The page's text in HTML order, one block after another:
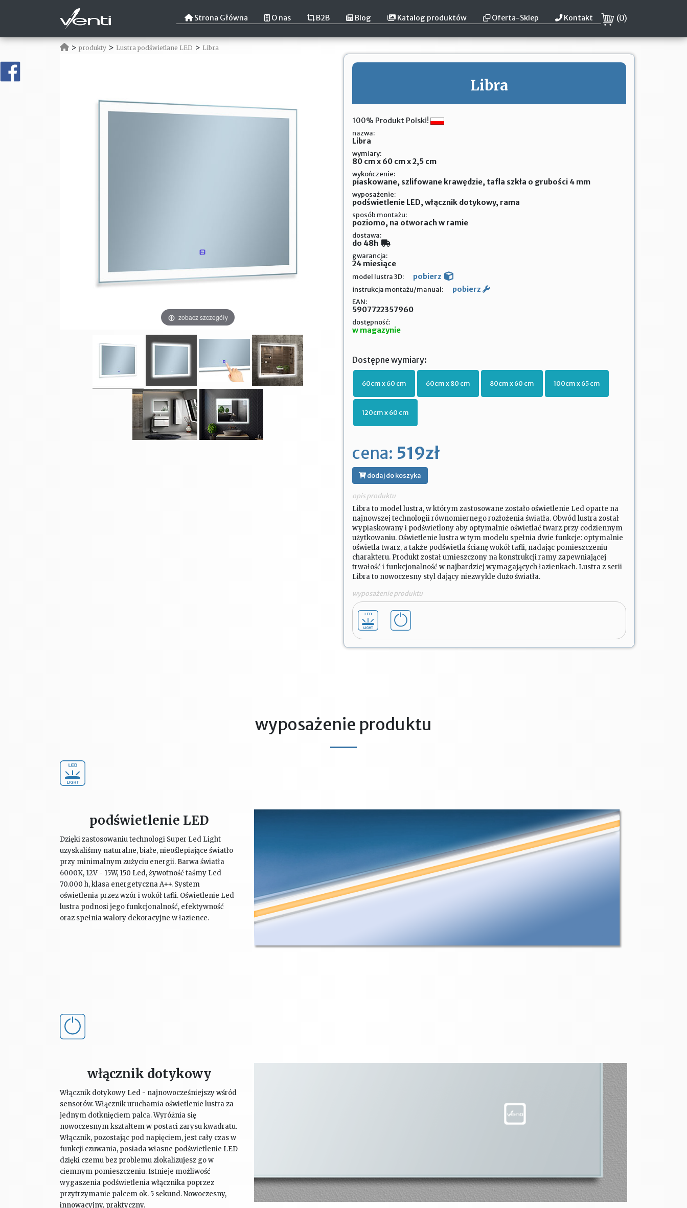
Strona Główna O nas B2B Blog Katalog produktów Oferta-Sklep Kontakt (0)
> produkty > Lustra podświetlane LED > Libra
zobacz szczegóły
Libra
100% Produkt Polski!
nazwa:
Libra
wymiary:
80 cm x 60 cm x 2,5 cm
wykończenie:
piaskowane, szlifowane krawędzie, tafla szkła o grubości 4 mm
wyposażenie:
podświetlenie LED, włącznik dotykowy, rama
sposób montażu:
poziomo, na otworach w ramie
dostawa:
do 48h
gwarancja:
24 miesiące
model lustra 3D: pobierz
instrukcja montażu/manual: pobierz
EAN:
5907722357960
dostępność:
w magazynie
Dostępne wymiary:
60cm x 60 cm 60cm x 80 cm 80cm x 60 cm 100cm x 65 cm
120cm x 60 cm
cena: 519zł
dodaj do koszyka
opis produktu
Libra to model lustra, w którym zastosowane zostało oświetlenie Led oparte na
najnowszej technologii równomiernego rozłożenia światła. Obwód lustra został
wypiaskowany i podświetlony aby optymalnie oświetlać twarz przy codziennym
użytkowaniu. Oświetlenie lustra w tym modelu spełnia dwie funkcje: optymalnie
oświetla twarz, a także podświetla ścianę wokół tafli, nadając pomieszczeniu
charakteru. Produkt został umieszczony na konstrukcji ramy zapewniającej
trwałość i funkcjonalność w najbardziej wymagających łazienkach. Lustra z serii
Libra to nowoczesny styl dający niezwykle dużo światła.
wyposażenie produktu
wyposażenie produktu
podświetlenie LED
Dzięki zastosowaniu technologi Super Led Light
uzyskaliśmy naturalne, białe, nieoślepiające światło
przy minimalnym zużyciu energii. Barwa światła
6000K, 12V - 15W, 150 Led, żywotność taśmy Led
70.000 h, klasa energetyczna A++. System
oświetlenia przez wzór i wokół tafli. Oświetlenie Led
lustra podnosi jego funkcjonalność, efektywność
oraz spełnia walory dekoracyjne w łazience.
włącznik dotykowy
Włącznik dotykowy Led - najnowocześniejszy wśród
sensorów. Włącznik uruchamia oświetlenie lustra za
jednym dotknięciem palca. Wyróżnia się
nowoczesnym kształtem w postaci zarysu kwadratu.
Włącznik, pozostając pod napięciem, jest cały czas w
funkcji czuwania, posiada własne podświetlenie LED
dzięki czemu bez problemu zlokalizujesz go w
ciemnym pomieszczeniu. Istnieje możliwość
wygaszenia podświetlenia włącznika poprzez
przytrzymanie palcem ok. 5 sekund. Nowoczesny,
innowacyjny, praktyczny.